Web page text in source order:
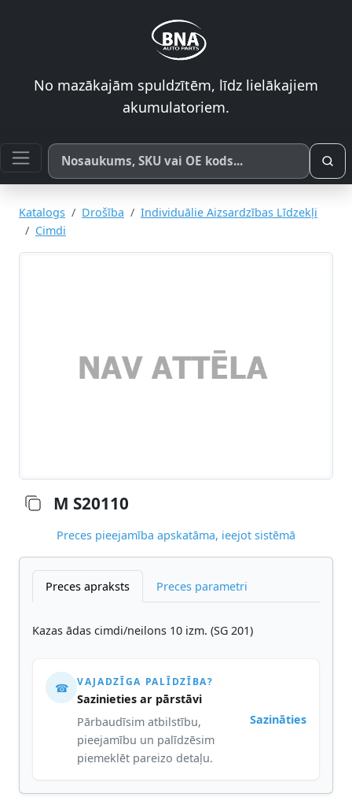
No mazākajām spuldzītēm, līdz lielākajiem
akumulatoriem.
Meklēt pēc produkta nosaukuma, SKU vai OE koda
Katalogs Drošība
Individuālie Aizsardzības Līdzekļi
Cimdi
M S20110
Preces pieejamība apskatāma, ieejot sistēmā
Preces apraksts Preces parametri
Kazas ādas cimdi/neilons 10 izm. (SG 201)
☎ VAJADZĪGA PALĪDZĪBA?
Sazinieties ar pārstāvi
Pārbaudīsim atbilstību,
pieejamību un palīdzēsim
piemeklēt pareizo detaļu.
Sazināties